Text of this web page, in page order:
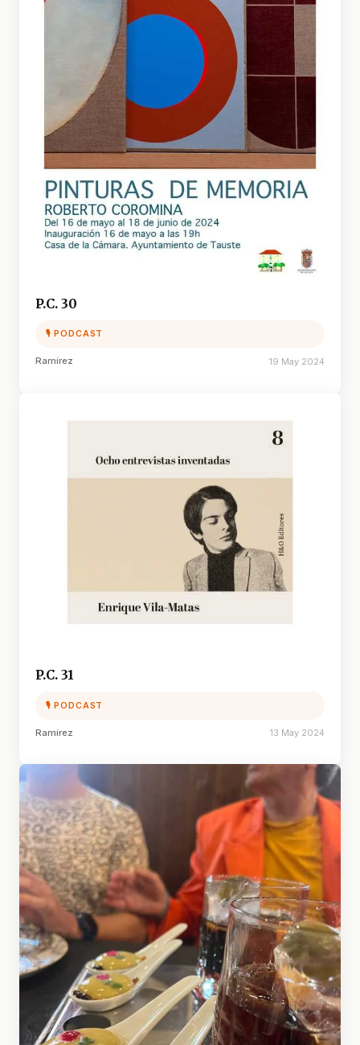
P.C. 30
🎙 PODCAST
Ramírez 19 May 2024
P.C. 31
🎙 PODCAST
Ramírez 13 May 2024